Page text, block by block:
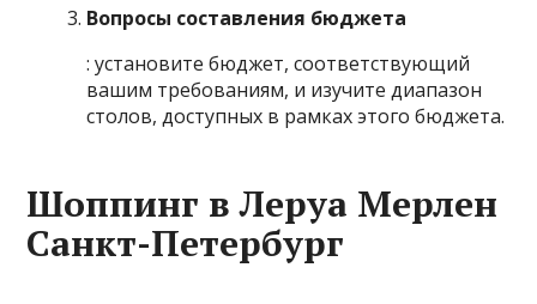
Вопросы составления бюджета
: установите бюджет, соответствующий
вашим требованиям, и изучите диапазон
столов, доступных в рамках этого бюджета.
Шоппинг в Леруа Мерлен
Санкт-Петербург